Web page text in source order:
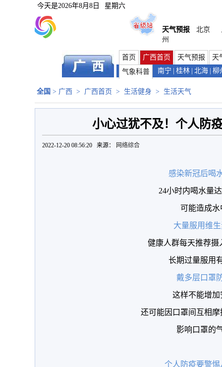
今天是2026年8月8日 星期六
天气预报 北京
州
首页 广西首页 天气预报
天
气象科普
南宁 桂林 北海 柳
全国 > 广西 > 广西首页 > 生活健身 > 生活天气
小心过犹不及！个人防
2022-12-20 08:56:20 来源： 网络综合
感染新冠后喝
24小时内喝水量
可能造成水
大量服用维
健康人群每天推荐摄
长期过量服用
戴多层口罩
这样不能增加
还可能因口罩间互相
影响口罩的
个人防疫要警惕